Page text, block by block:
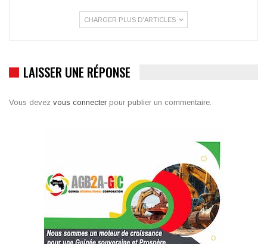
CHARGER PLUS D'ARTICLES
LAISSER UNE RÉPONSE
Vous devez vous connecter pour publier un commentaire.